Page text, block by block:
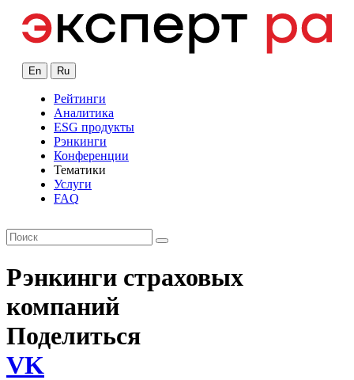
En Ru
Рейтинги
Аналитика
ESG продукты
Рэнкинги
Конференции
Тематики
Услуги
FAQ
Рэнкинги страховых
компаний
Поделиться
VK